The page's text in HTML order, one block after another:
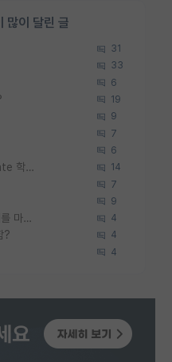
많이 달린 글
31
33
6
19
9
7
6
우리나라도 학구 열풍보면 Higher Doctorate 학위가 필요하다고 봅니다. 14
7
9
카이스트 교수님들 중에서도 연구실 홈페이지를 마련 안 하신 분들이 계시던데 4
? 4
4